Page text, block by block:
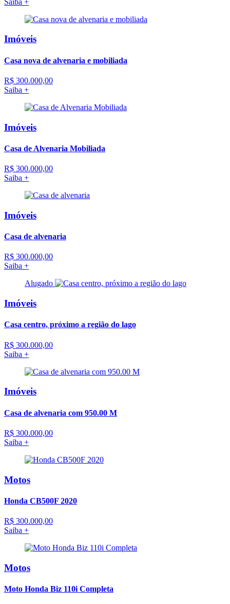
Imóveis
Casa nova de alvenaria e mobiliada
R$ 300.000,00
Saiba +
Imóveis
Casa de Alvenaria Mobiliada
R$ 300.000,00
Saiba +
Imóveis
Casa de alvenaria
R$ 300.000,00
Saiba +
Alugado
Imóveis
Casa centro, próximo a região do lago
R$ 300.000,00
Saiba +
Imóveis
Casa de alvenaria com 950.00 M
R$ 300.000,00
Saiba +
Motos
Honda CB500F 2020
R$ 300.000,00
Saiba +
Motos
Moto Honda Biz 110i Completa